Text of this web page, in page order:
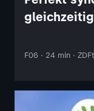
F06 · 24 min ·